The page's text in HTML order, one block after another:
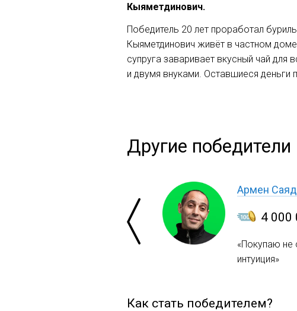
Кыяметдинович.
Победитель 20 лет проработал
Кыяметдинович живёт в частном
супруга заваривает вкусный чай
и двумя внуками. Оставшиеся деньги
Другие победители
Армен
4 000
«Покупаю не
интуиция»
Как стать победителем?